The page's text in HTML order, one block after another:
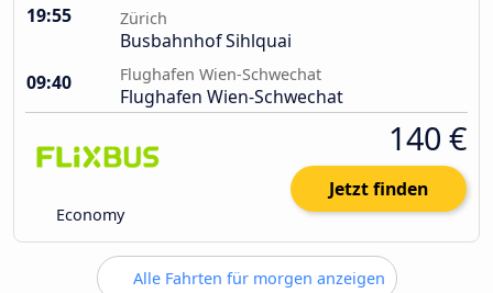
19:55 Zürich
Busbahnhof Sihlquai
09:40
Flughafen Wien-Schwechat
Flughafen Wien-Schwechat
Economy
140 €
Jetzt finden
Alle Fahrten für morgen anzeigen